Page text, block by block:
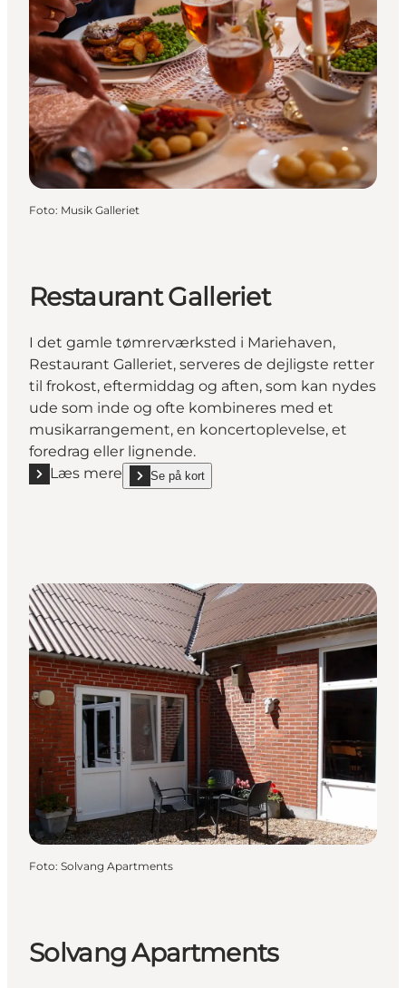
Foto: Musik Galleriet
Restaurant Galleriet
I det gamle tømrerværksted i Mariehaven,
Restaurant Galleriet, serveres de dejligste retter
til frokost, eftermiddag og aften, som kan nydes
ude som inde og ofte kombineres med et
musikarrangement, en koncertoplevelse, et
foredrag eller lignende.
Læs mere
Læs mere "Restaurant Galleriet"
Se på kort
show Restaurant Galleriet on_map
Foto: Solvang Apartments
Solvang Apartments